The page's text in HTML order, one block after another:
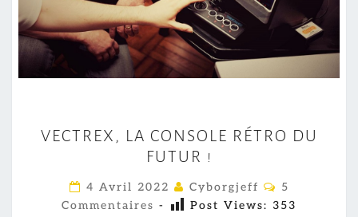
E
C
T
VECTREX, LA CONSOLE RÉTRO DU
FUTUR !
4 Avril 2022 Cyborgjeff
C
M
5
Commentaires - Post Views: 353